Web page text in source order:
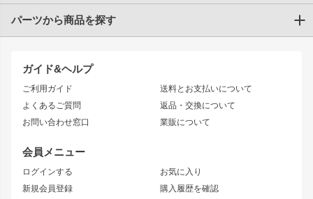
ガイド&ヘルプ
ご利用ガイド
よくあるご質問
お問い合わせ窓口
送料とお支払いについて
返品・交換について
業販について
会員メニュー
ログインする
新規会員登録
お気に入り
購入履歴を確認
トヨタ
JZX90 CHASER
JZX110 MARK II
JZX100 MARK II
JZX90 MARK II
トレノ
マークX
アリスト
ソアラ
アルテッツァ
パーツから商品を探す
エアロシリーズ
ドリフトライン
風神
雷神
レーシングライン
アタックライン
ストリームライン